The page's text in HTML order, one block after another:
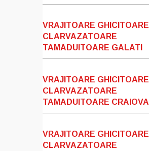
VRAJITOARE GHICITOARE
CLARVAZATOARE
TAMADUITOARE GALATI
VRAJITOARE GHICITOARE
CLARVAZATOARE
TAMADUITOARE CRAIOVA
VRAJITOARE GHICITOARE
CLARVAZATOARE